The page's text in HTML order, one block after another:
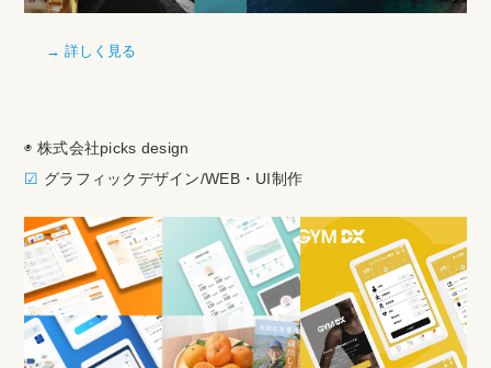
→ 詳しく見る
◉ 株式会社picks design
☑︎ グラフィックデザイン/WEB・UI制作